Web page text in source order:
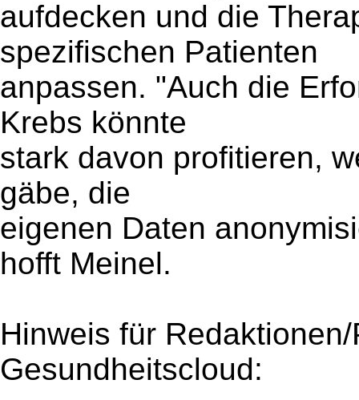
aufdecken und die
spezifischen Patienten
anpassen. "Auch die
Krebs könnte
stark davon profitieren,
gäbe, die
eigenen Daten
hofft Meinel.
Hinweis für
Gesundheitscloud: